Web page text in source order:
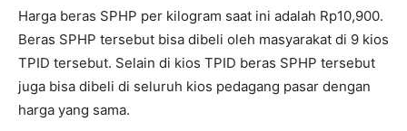
Harga beras SPHP per kilogram saat ini adalah Rp10,900.
Beras SPHP tersebut bisa dibeli oleh masyarakat di 9 kios
TPID tersebut. Selain di kios TPID beras SPHP tersebut
juga bisa dibeli di seluruh kios pedagang pasar dengan
harga yang sama.